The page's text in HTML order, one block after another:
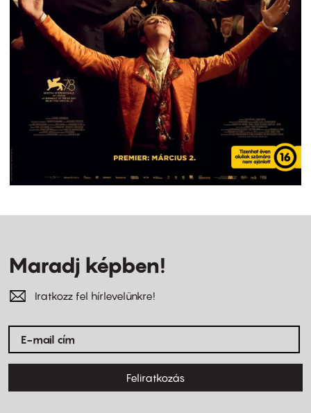
Maradj képben!
Iratkozz fel hírlevelünkre!
Feliratkozás